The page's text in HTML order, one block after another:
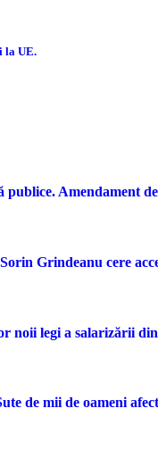
la UE.
publice. Amendament
Grindeanu cere
noii legi a salarizării
de mii de oameni